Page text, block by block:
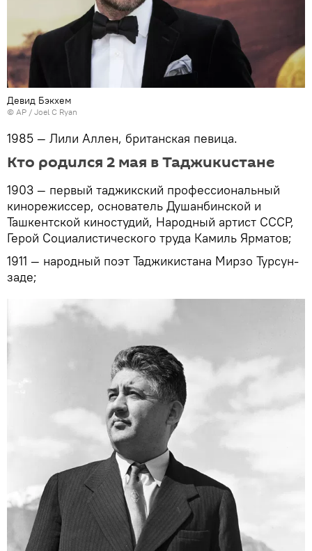
Девид Бэкхем
© AP / Joel C Ryan
1985 — Лили Аллен, британская певица.
Кто родился 2 мая в Таджикистане
1903 — первый таджикский профессиональный
кинорежиссер, основатель Душанбинской и
Ташкентской киностудий, Народный артист СССР,
Герой Социалистического труда Камиль Ярматов;
1911 — народный поэт Таджикистана Мирзо Турсун-
заде;